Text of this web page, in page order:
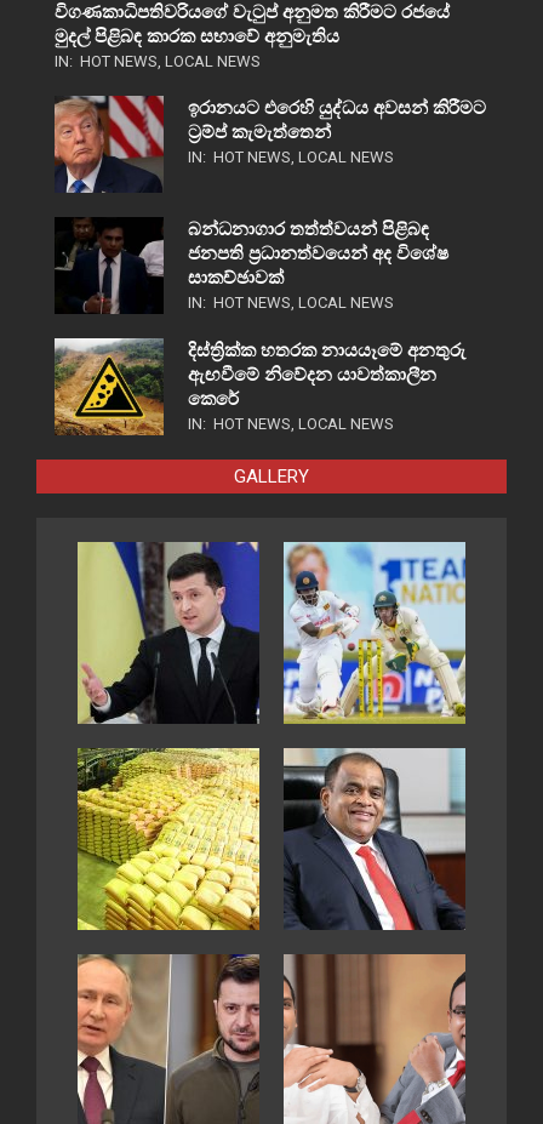
විගණකාධිපතිවරියගේ වැටුප් අනුමත කිරීමට රජයේ
මුදල් පිළිබඳ කාරක සභාවේ අනුමැතිය
IN: HOT NEWS, LOCAL NEWS
ඉරානයට එරෙහි යුද්ධය අවසන් කිරීමට
ට්‍රම්ප් කැමැත්තෙන්
IN: HOT NEWS, LOCAL NEWS
බන්ධනාගාර තත්ත්වයන් පිළිබඳ
ජනපති ප්‍රධානත්වයෙන් අද විශේෂ
සාකච්ඡාවක්
IN: HOT NEWS, LOCAL NEWS
දිස්ත්‍රික්ක හතරක නායයෑමේ අනතුරු
ඇඟවීමේ නිවේදන යාවත්කාලීන
කෙරේ
IN: HOT NEWS, LOCAL NEWS
GALLERY